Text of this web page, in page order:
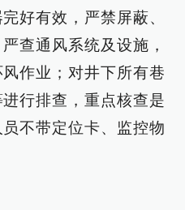
好有效，严禁屏蔽、
查通风系统及设施，
作业；对井下所有巷
行排查，重点核查是
不带定位卡、监控物